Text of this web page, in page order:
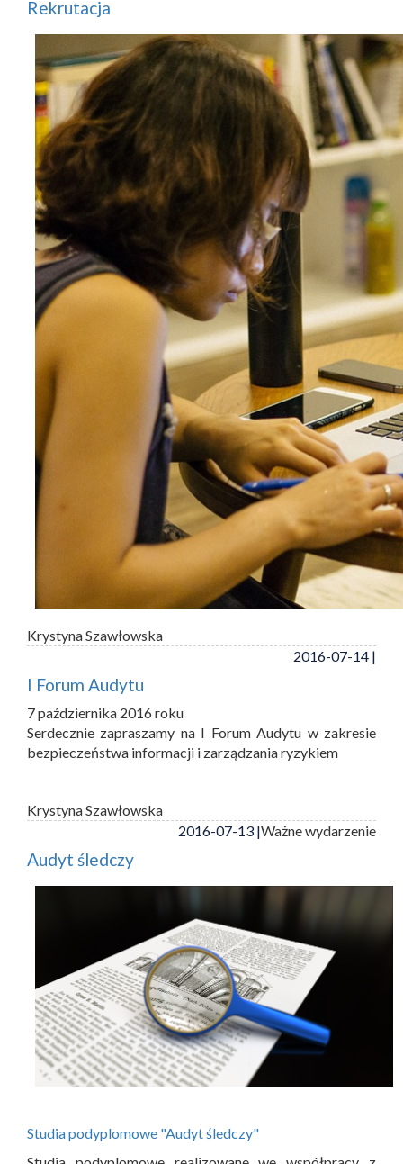
Rekrutacja
Krystyna Szawłowska
2016-07-14 |
I Forum Audytu
7 października 2016 roku
Serdecznie zapraszamy na I Forum Audytu w zakresie
bezpieczeństwa informacji i zarządzania ryzykiem
Krystyna Szawłowska
2016-07-13 |Ważne wydarzenie
Audyt śledczy
Studia podyplomowe "Audyt śledczy"